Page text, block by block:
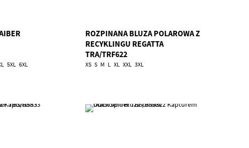
5XL 6XL
ROZPINANA BLUZA POLAROWA Z
RECYKLINGU REGATTA
TRA/TRF622
XS S M L XL XXL 3XL